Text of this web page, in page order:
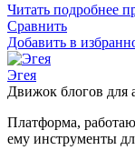
Читать подробнее
Сравнить
Добавить в
Эгея
Движок блогов для
Платформа,
ему инструменты